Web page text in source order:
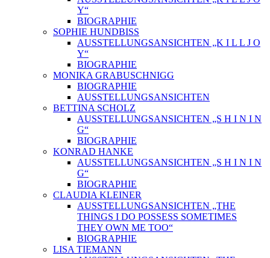
Y“
BIOGRAPHIE
SOPHIE HUNDBISS
AUSSTELLUNGSANSICHTEN „K I L L J O
Y“
BIOGRAPHIE
MONIKA GRABUSCHNIGG
BIOGRAPHIE
AUSSTELLUNGSANSICHTEN
BETTINA SCHOLZ
AUSSTELLUNGSANSICHTEN „S H I N I N
G“
BIOGRAPHIE
KONRAD HANKE
AUSSTELLUNGSANSICHTEN „S H I N I N
G“
BIOGRAPHIE
CLAUDIA KLEINER
AUSSTELLUNGSANSICHTEN „THE
THINGS I DO POSSESS SOMETIMES
THEY OWN ME TOO“
BIOGRAPHIE
LISA TIEMANN